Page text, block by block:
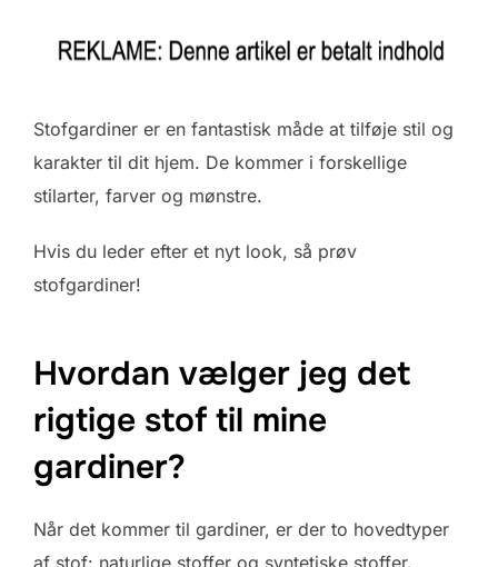
Stofgardiner er en fantastisk måde at tilføje stil og
karakter til dit hjem. De kommer i forskellige
stilarter, farver og mønstre.
Hvis du leder efter et nyt look, så prøv
stofgardiner!
Hvordan vælger jeg det
rigtige stof til mine
gardiner?
Når det kommer til gardiner, er der to hovedtyper
af stof: naturlige stoffer og syntetiske stoffer.